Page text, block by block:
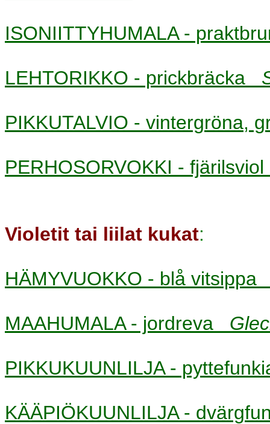
ISONIITTYHUMALA -
LEHTORIKKO - prickbräcka
PIKKUTALVIO - vintergröna,
PERHOSORVOKKI -
Violetit tai liilat kukat:
HÄMYVUOKKO - blå
MAAHUMALA - jordreva
PIKKUKUUNLILJA -
KÄÄPIÖKUUNLILJA -